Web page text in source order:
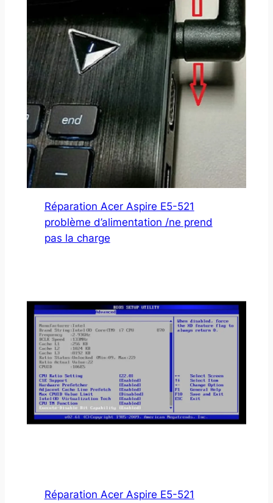
Réparation Acer Aspire E5-521
problème d’alimentation /ne prend
pas la charge
Réparation Acer Aspire E5-521